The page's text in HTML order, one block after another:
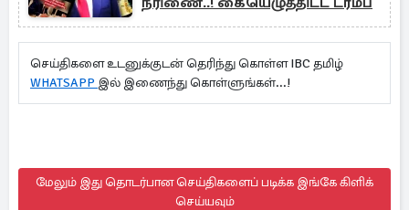
செய்திகளை உடனுக்குடன் தெரிந்து கொள்ள IBC தமிழ்
WHATSAPP இல் இணைந்து கொள்ளுங்கள்...!
மேலும் இது தொடர்பான செய்திகளைப் படிக்க இங்கே கிளிக்
செய்யவும்